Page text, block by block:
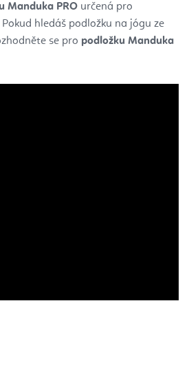
Manduka PRO určená pro
hledáš podložku na jógu ze
se pro podložku Manduka